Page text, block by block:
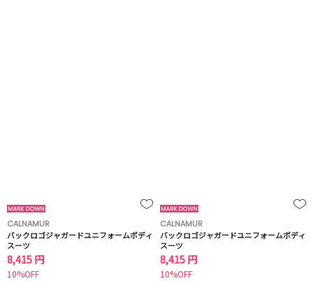
CALNAMUR
バックロゴジャガードユニフォームボディ
スーツ
8,415 円
10%OFF
CALNAMUR
バックロゴジャガードユニフォームボディ
スーツ
8,415 円
10%OFF